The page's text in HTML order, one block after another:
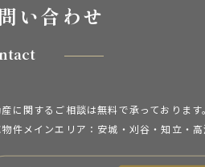
い合わせ
に関するご相談は無料で承っております。
件メインエリア：安城・刈谷・知立・